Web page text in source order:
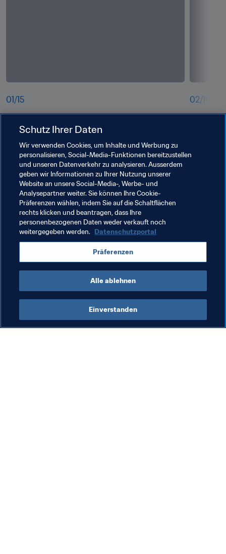
01 /15
ruytn4oxgxk1e7j9pgpw.jpg
02/15
Verwandte Themen
FIFA U-20-Weltmeisterschaft Polen 2019™
Schutz Ihrer Daten
Wir verwenden Cookies, um Inhalte und Werbung zu
personalisieren, Social-Media-Funktionen bereitzustellen
und unseren Datenverkehr zu analysieren. Ausserdem
geben wir Informationen zu Ihrer Nutzung unserer
Website an unsere Social-Media-, Werbe- und
Analysepartner weiter. Sie können Ihre Cookie-
Präferenzen wählen, indem Sie auf die Schaltflächen
rechts klicken und beantragen, dass Ihre
personenbezogenen Daten weder verkauft noch
weitergegeben werden. Datenschutzportal
Präferenzen
Alle ablehnen
Einverstanden